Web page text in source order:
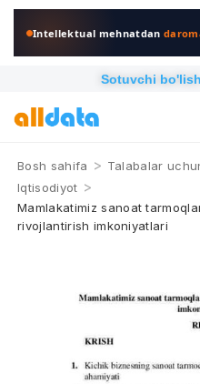
Intellektual mehnatdan
Sotuvchi bo'lish
Bosh sahifa > Talabalar
Iqtisodiyot >
Mamlakatimiz sanoat
rivojlantirish imkoniyatlari